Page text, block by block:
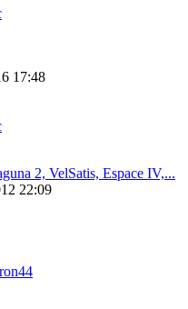
17:48
2, VelSatis, Espace IV,...
22:09